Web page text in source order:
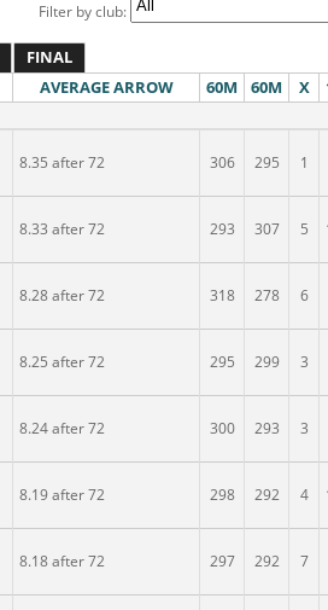
Filter by club:
FINAL
AVERAGE ARROW 60M 60M X
8.35 after 72 306 295 1
8.33 after 72 293 307 5
8.28 after 72 318 278 6
8.25 after 72 295 299 3
8.24 after 72 300 293 3
8.19 after 72 298 292 4
8.18 after 72 297 292 7